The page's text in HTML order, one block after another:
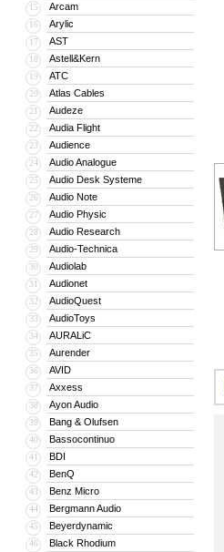
15 Arcam
16 Arylic
17 AST
18 Astell&Kern
19 ATC
20 Atlas Cables
21 Audeze
22 Audia Flight
23 Audience
24 Audio Analogue
25 Audio Desk Systeme
26 Audio Note
27 Audio Physic
28 Audio Research
29 Audio-Technica
30 Audiolab
31 Audionet
32 AudioQuest
33 AudioToys
34 AURALiC
35 Aurender
36 AVID
37 Axxess
38 Ayon Audio
39 Bang & Olufsen
40 Bassocontinuo
41 BDI
42 BenQ
43 Benz Micro
44 Bergmann Audio
45 Beyerdynamic
46 Black Rhodium